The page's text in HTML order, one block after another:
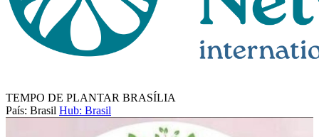
TEMPO DE PLANTAR BRASÍLIA
País: Brasil Hub: Brasil